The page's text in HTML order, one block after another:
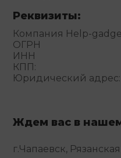
Реквизиты:
Компания Help-
ОГРН
ИНН
КПП:
Юридический адрес:
Ждем вас в
г.Чапаевск, Рязанская